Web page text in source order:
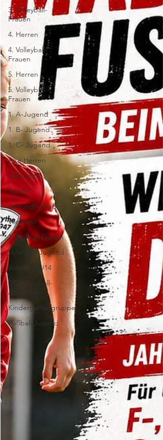
3. Volleyball-
Frauen
4. Herren
4. Volleyball-
Frauen
5. Herren
5. Volleyball-
Frauen
1. A-Jugend
1. B- Jugend
1. C- Jugend
Alte Herren
Gymnastik
Turnen
Gesundheitssport
Vorstand
1. Fußball Frauen
Volleyball Jugend
Volleyball U14
DFB-Fussball-
Abzeichen
Kindergartengruppe
Fußball Jugend